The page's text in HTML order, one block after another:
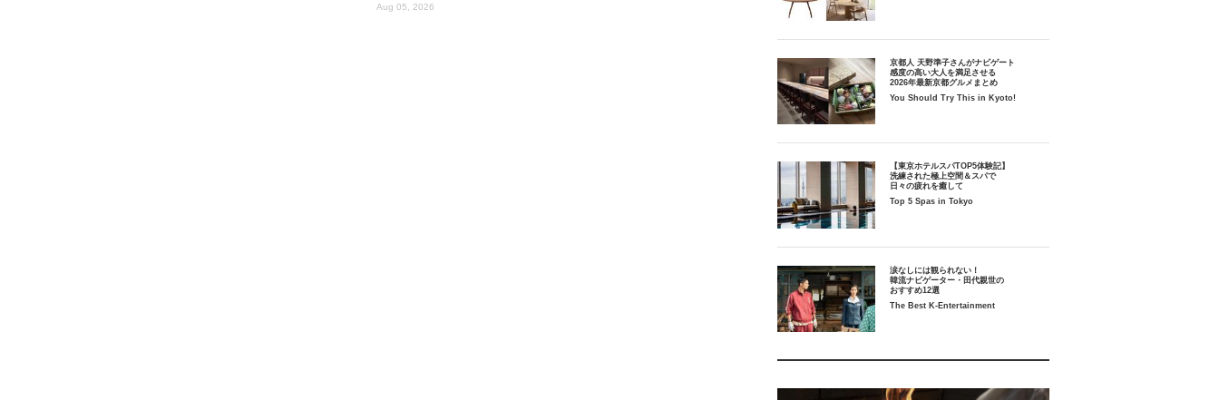
Aug 05, 2026
京都人 天野準子さんがナビゲート
感度の高い大人を満足させる
2026年最新京都グルメまとめ
You Should Try This in Kyoto!
【東京ホテルスパTOP5体験記】
洗練された極上空間＆スパで
日々の疲れを癒して
Top 5 Spas in Tokyo
涙なしには観られない！
韓流ナビゲーター・田代親世の
おすすめ12選
The Best K-Entertainment